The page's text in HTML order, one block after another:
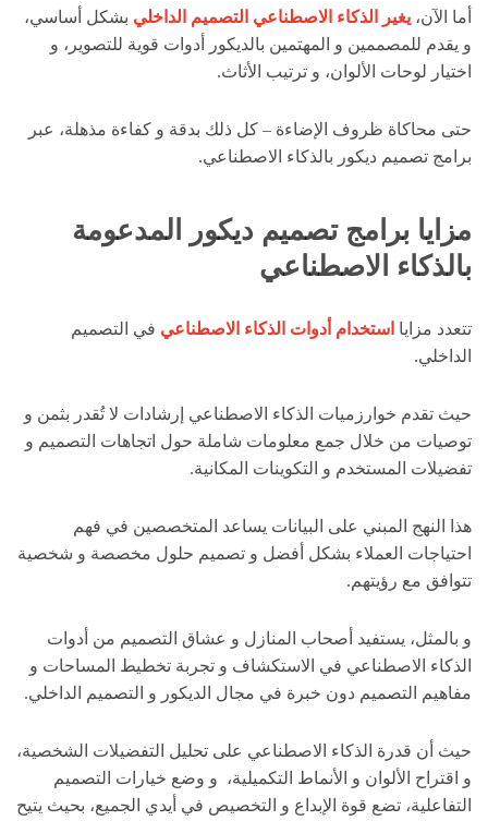
أما الآن، يغير الذكاء الاصطناعي التصميم الداخلي بشكل أساسي،
و يقدم للمصممين و المهتمين بالديكور أدوات قوية للتصوير، و
اختيار لوحات الألوان، و ترتيب الأثاث.
حتى محاكاة ظروف الإضاءة – كل ذلك بدقة و كفاءة مذهلة، عبر
برامج تصميم ديكور بالذكاء الاصطناعي.
مزايا برامج تصميم ديكور المدعومة
بالذكاء الاصطناعي
تتعدد مزايا استخدام أدوات الذكاء الاصطناعي في التصميم
الداخلي.
حيث تقدم خوارزميات الذكاء الاصطناعي إرشادات لا تُقدر بثمن و
توصيات من خلال جمع معلومات شاملة حول اتجاهات التصميم و
تفضيلات المستخدم و التكوينات المكانية.
هذا النهج المبني على البيانات يساعد المتخصصين في فهم
احتياجات العملاء بشكل أفضل و تصميم حلول مخصصة و شخصية
تتوافق مع رؤيتهم.
و بالمثل، يستفيد أصحاب المنازل و عشاق التصميم من أدوات
الذكاء الاصطناعي في الاستكشاف و تجربة تخطيط المساحات و
مفاهيم التصميم دون خبرة في مجال الديكور و التصميم الداخلي.
حيث أن قدرة الذكاء الاصطناعي على تحليل التفضيلات الشخصية،
و اقتراح الألوان و الأنماط التكميلية، و وضع خيارات التصميم
التفاعلية، تضع قوة الإبداع و التخصيص في أيدي الجميع، بحيث يتيح